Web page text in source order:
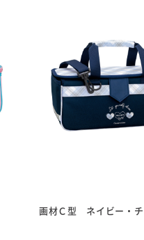
色配列シール
絵の具をはじ
■閉じたサイ
※絵の具に合
※太（20号）
画材Ｃ型 ネイビー・チ